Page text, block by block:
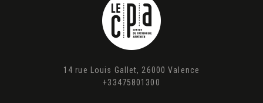
14 rue Louis Gallet, 26000 Valence
+33475801300